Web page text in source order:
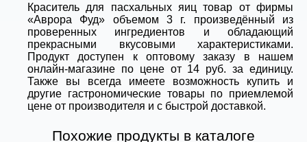
Краситель для пасхальных яиц товар от фирмы
«Аврора Фуд» объемом 3 г. произведённый из
проверенных ингредиентов и обладающий
прекрасными вкусовыми характеристиками.
Продукт доступен к оптовому заказу в нашем
онлайн-магазине по цене от 14 руб. за единицу.
Также вы всегда имеете возможность купить и
другие гастрономические товары по приемлемой
цене от производителя и с быстрой доставкой.
Похожие продукты в каталоге